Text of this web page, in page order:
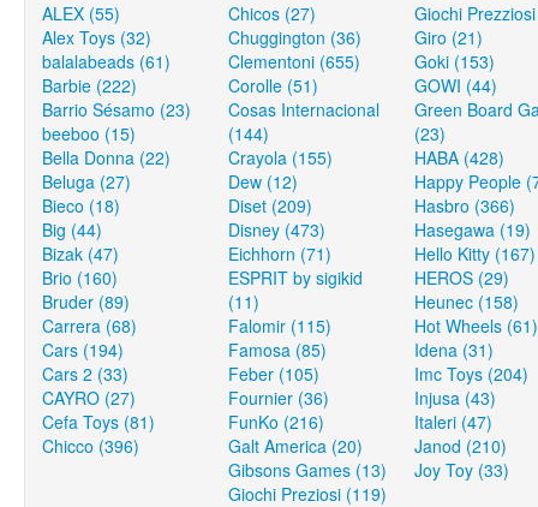
ALEX (55)
Alex Toys (32)
balalabeads (61)
Barbie (222)
Barrio Sésamo (23)
beeboo (15)
Bella Donna (22)
Beluga (27)
Bieco (18)
Big (44)
Bizak (47)
Brio (160)
Bruder (89)
Carrera (68)
Cars (194)
Cars 2 (33)
CAYRO (27)
Cefa Toys (81)
Chicco (396)
Chicos (27)
Chuggington (36)
Clementoni (655)
Corolle (51)
Cosas Internacional
(144)
Crayola (155)
Dew (12)
Diset (209)
Disney (473)
Eichhorn (71)
ESPRIT by sigikid
(11)
Falomir (115)
Famosa (85)
Feber (105)
Fournier (36)
FunKo (216)
Galt America (20)
Gibsons Games (13)
Giochi Preziosi (119)
Giochi
Giro (21)
Goki (153)
GOWI (44)
Green Board
(23)
HABA (428)
Happy People
Hasbro (366)
Hasegawa (19)
Hello Kitty (167)
HEROS (29)
Heunec (158)
Hot Wheels (61)
Idena (31)
Imc Toys (204)
Injusa (43)
Italeri (47)
Janod (210)
Joy Toy (33)